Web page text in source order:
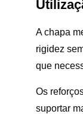
A chapa
rigidez
que
Os
suportar